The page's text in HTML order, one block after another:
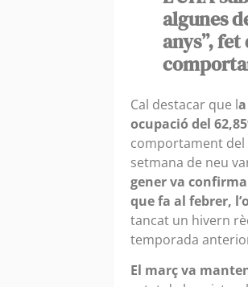
algunes
anys”,
Cal destacar que l
ocupació del
comportament del
setmana de neu
gener va
que fa al febrer,
tancat un hivern
temporada
El març va